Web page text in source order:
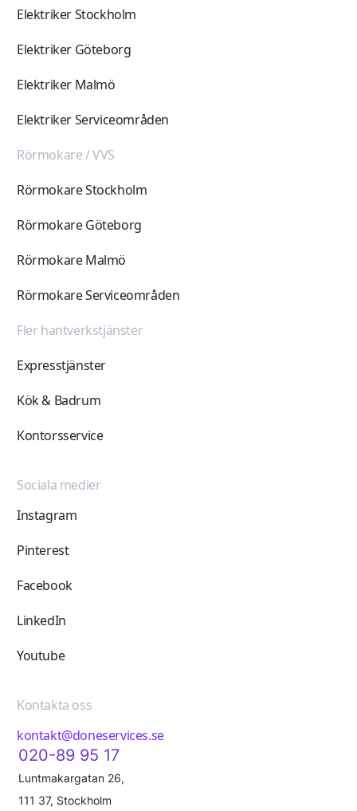
Elektriker Stockholm
Elektriker Göteborg
Elektriker Malmö
Elektriker Serviceområden
Rörmokare / VVS
Rörmokare Stockholm
Rörmokare Göteborg
Rörmokare Malmö
Rörmokare Serviceområden
Fler hantverkstjänster
Expresstjänster
Kök & Badrum
Kontorsservice
Sociala medier
Instagram
Pinterest
Facebook
LinkedIn
Youtube
Kontakta oss
kontakt@doneservices.se
020-89 95 17
Luntmakargatan 26,
111 37, Stockholm